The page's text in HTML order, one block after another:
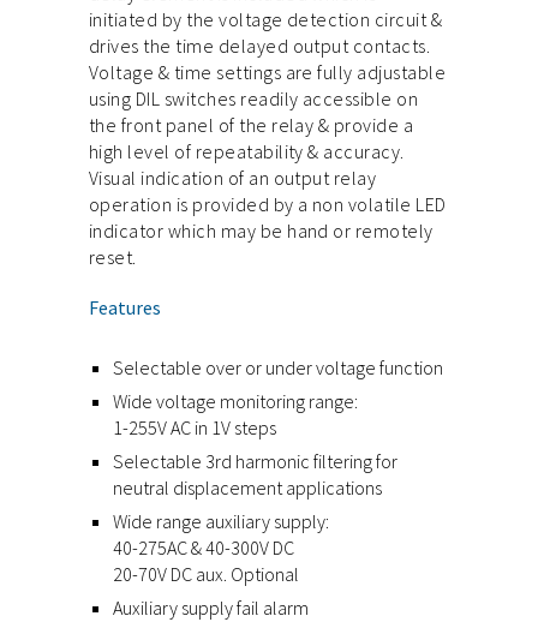
initiated by the voltage detection circuit &
drives the time delayed output contacts.
Voltage & time settings are fully adjustable
using DIL switches readily accessible on
the front panel of the relay & provide a
high level of repeatability & accuracy.
Visual indication of an output relay
operation is provided by a non volatile LED
indicator which may be hand or remotely
reset.
Features
Selectable over or under voltage function
Wide voltage monitoring range:
1-255V AC in 1V steps
Selectable 3rd harmonic filtering for
neutral displacement applications
Wide range auxiliary supply:
40-275AC & 40-300V DC
20-70V DC aux. Optional
Auxiliary supply fail alarm